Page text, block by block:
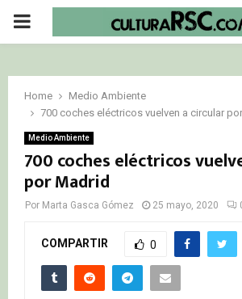
PRIMARY
Home
Medio Ambiente
700 coches eléctricos vuelven a circular
Medio Ambiente
700 coches eléctricos
por Madrid
Por Marta Gasca Gómez 25 mayo, 2020
COMPARTIR 0